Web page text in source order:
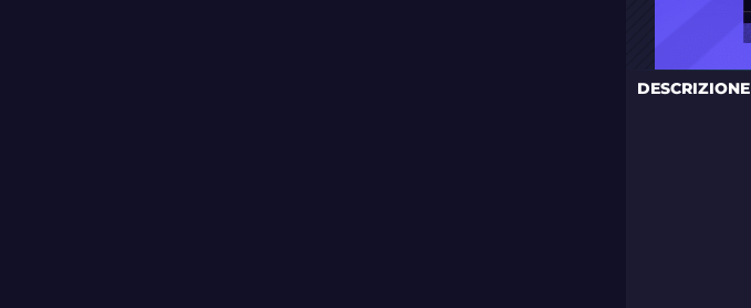
DESCRIZIONE